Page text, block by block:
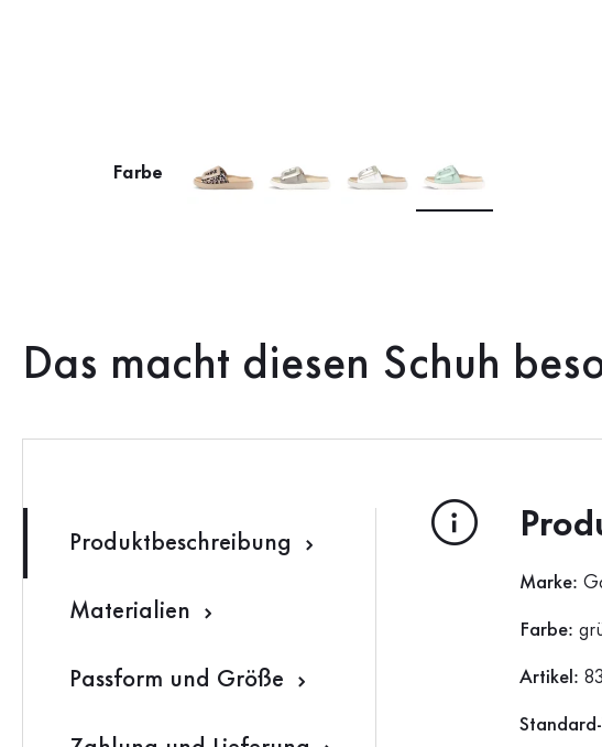
Farbe
Das macht diesen Schuh
Produktbeschreibung
Materialien
Passform und Größe
Marke:
Farbe:
Artikel: